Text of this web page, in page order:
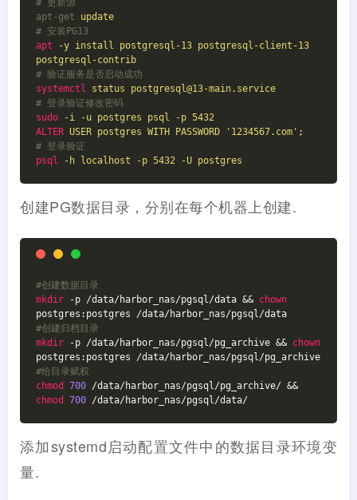
apt-get
update
# 安装PG13
apt
-y install postgresql-13 postgresql-client-13
postgresql-contrib
# 验证服务是否启动成功
systemctl
status postgresql@13-main.service
# 登录验证修改密码
sudo
-i -u postgres psql -p 5432
ALTER USER postgres WITH PASSWORD '1234567.com';
# 登录验证
psql
-h localhost -p 5432 -U postgres
创建PG数据目录，分别在每个机器上创建.
#创建数据目录
mkdir -p /data/harbor_nas/pgsql/data && chown
#创建归档目录
mkdir -p /data/harbor_nas/pgsql/pg_archive && chown
#给目录赋权
chmod
700
chmod
700 /data/harbor_nas/pgsql/data/
添加systemd启动配置文件中的数据目录环境变
量.